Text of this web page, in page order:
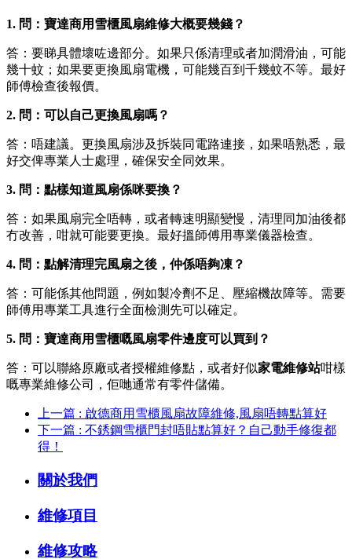
1. 問：寶達商用雪櫃風扇維修大概要幾錢？
答：要睇具體壞咗邊部分。如果只係清理或者加潤滑油，可能
幾十蚊；如果要更換風扇電機，可能幾百到千幾蚊不等。最好
師傅檢查後報價。
2. 問：可以自己更換風扇嗎？
答：唔建議。更換風扇涉及拆裝同電路連接，如果唔熟悉，最
好交俾專業人士處理，確保安全同效果。
3. 問：點樣知道風扇係咪要換？
答：如果風扇完全唔轉，或者轉速明顯變慢，清理同加油後都
冇改善，咁就可能要更換。最好搵師傅用專業儀器檢查。
4. 問：點解清理完風扇之後，仲係唔夠凍？
答：可能係其他問題，例如製冷劑不足、壓縮機故障等。需要
師傅用專業工具進行全面檢測先可以確定。
5. 問：寶達商用雪櫃嘅風扇零件邊度可以買到？
答：可以聯絡原廠或者授權維修點，或者好似家電維修站咁樣
嘅專業維修公司，佢哋通常有零件儲備。
上一篇 : 啟德商用雪櫃風扇故障維修,風扇唔轉點算好
下一篇 : 不銹鋼雪櫃門封唔貼點算好？自己動手修復都
得！
關於我們
維修項目
維修攻略